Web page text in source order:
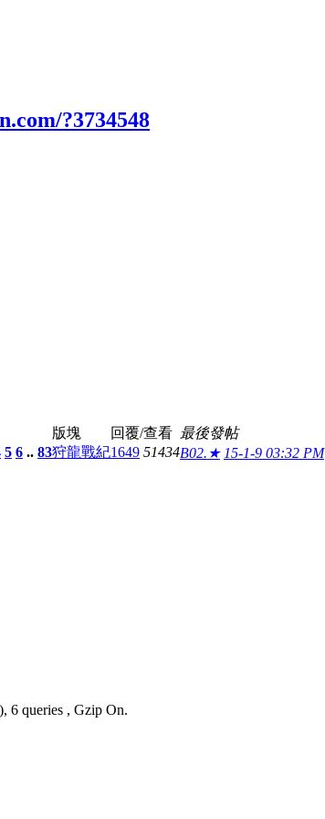
?3734548
版塊 回覆/查看 最後發帖
5 6 .. 83狩龍戰紀1649 51434B02.★ 15-1-9 03:32 PM
6 queries , Gzip On.